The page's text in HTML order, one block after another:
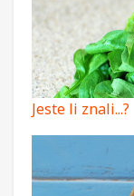
Jeste li znali...?